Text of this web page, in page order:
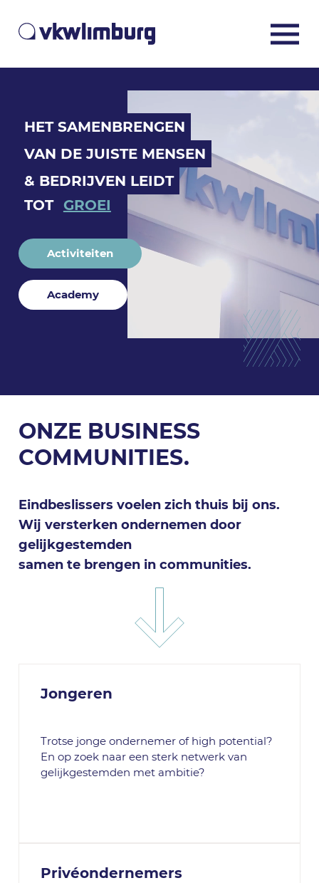
HET SAMENBRENGEN
VAN DE JUISTE MENSEN
& BEDRIJVEN LEIDT
TOT GROEI
Activiteiten
Academy
ONZE BUSINESS
COMMUNITIES.
Eindbeslissers voelen zich thuis bij ons.
Wij versterken ondernemen door
gelijkgestemden
samen te brengen in communities.
Jongeren
Trotse jonge ondernemer of high potential?
En op zoek naar een sterk netwerk van
gelijkgestemden met ambitie?
Privéondernemers